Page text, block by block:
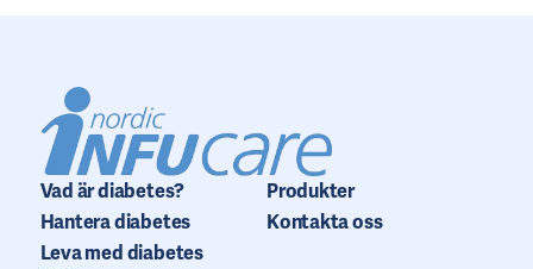
Vad är diabetes?
Hantera diabetes
Leva med diabetes
Produkter
Kontakta oss